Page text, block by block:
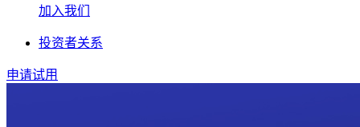
加入我们
投资者关系
申请试用